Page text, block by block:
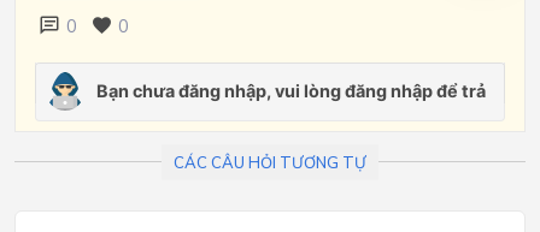
0 0
CÁC CÂU HỎI TƯƠNG TỰ